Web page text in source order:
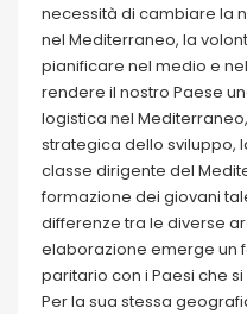
necessità di cambiare la
nel Mediterraneo, la
pianificare nel medio e
rendere il nostro Paese
logistica nel
strategica dello sviluppo,
classe dirigente del
formazione dei giovani
differenze tra le diverse
elaborazione emerge un
paritario con i Paesi che
Per la sua stessa